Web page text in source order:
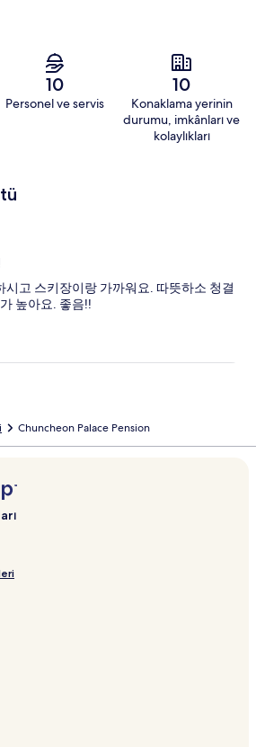
10
Personel ve servis
10
Konaklama yerinin
durumu, imkânları ve
kolaylıkları
고 스키장이랑 가까워요. 따뜻하소 청결
높아요. 좋음!!
Chuncheon Palace Pension